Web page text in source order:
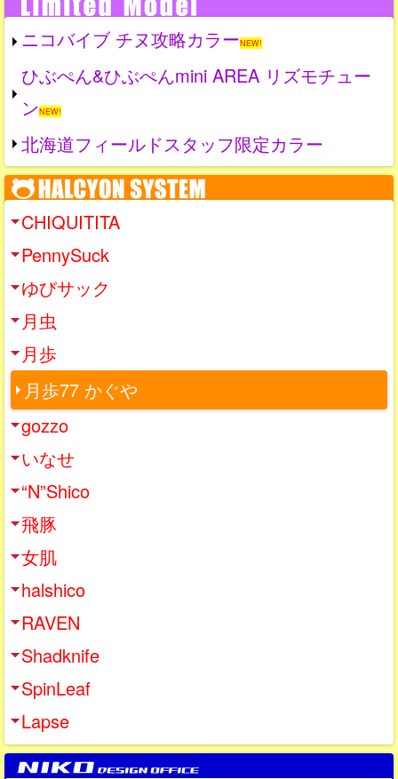
ニコバイブ チヌ攻略カラーNEW!
ひぶぺん&ひぶぺんmini AREA リズモチュー
ンNEW!
北海道フィールドスタッフ限定カラー
CHIQUITITA
PennySuck
ゆびサック
月虫
月歩
月歩77 かぐや
gozzo
いなせ
“N”Shico
飛豚
女肌
halshico
RAVEN
Shadknife
SpinLeaf
Lapse